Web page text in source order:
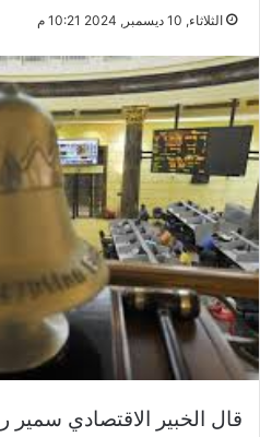
الثلاثاء, 10 ديسمبر, 2024 10:21 م
قال الخبير الاقتصادي سمير